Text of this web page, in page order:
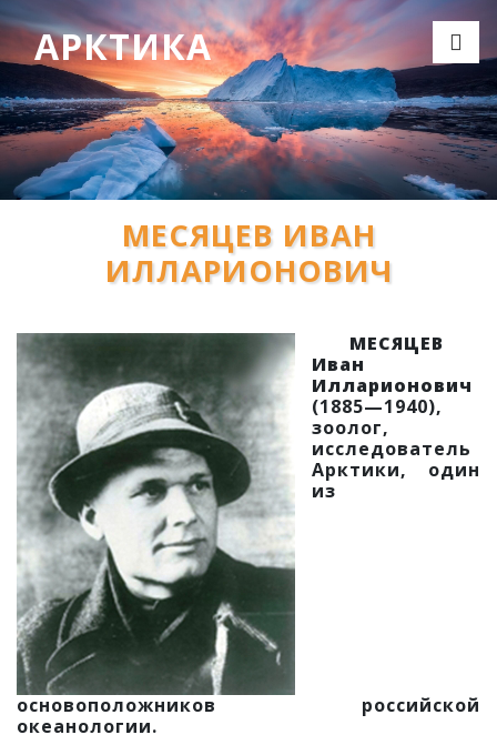
АРКТИКА
МЕСЯЦЕВ ИВАН
ИЛЛАРИОНОВИЧ
МЕСЯЦЕВ
Иван
Илларионович
(1885—1940),
зоолог,
исследователь
Арктики, один
из
основоположников российской
океанологии.